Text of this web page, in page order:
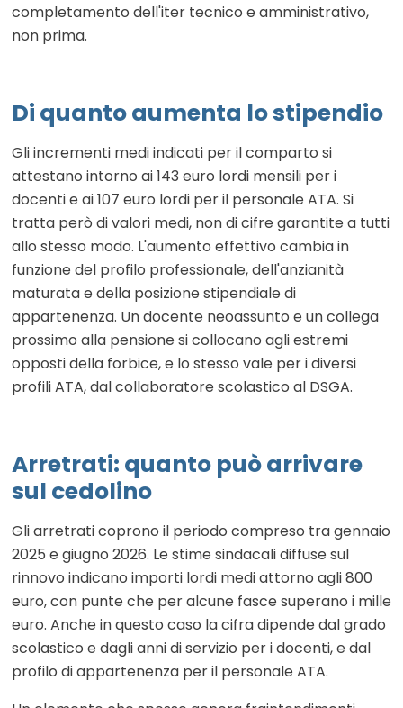
completamento dell'iter tecnico e amministrativo,
non prima.
Di quanto aumenta lo stipendio
Gli incrementi medi indicati per il comparto si
attestano intorno ai 143 euro lordi mensili per i
docenti e ai 107 euro lordi per il personale ATA. Si
tratta però di valori medi, non di cifre garantite a tutti
allo stesso modo. L'aumento effettivo cambia in
funzione del profilo professionale, dell'anzianità
maturata e della posizione stipendiale di
appartenenza. Un docente neoassunto e un collega
prossimo alla pensione si collocano agli estremi
opposti della forbice, e lo stesso vale per i diversi
profili ATA, dal collaboratore scolastico al DSGA.
Arretrati: quanto può arrivare
sul cedolino
Gli arretrati coprono il periodo compreso tra gennaio
2025 e giugno 2026. Le stime sindacali diffuse sul
rinnovo indicano importi lordi medi attorno agli 800
euro, con punte che per alcune fasce superano i mille
euro. Anche in questo caso la cifra dipende dal grado
scolastico e dagli anni di servizio per i docenti, e dal
profilo di appartenenza per il personale ATA.